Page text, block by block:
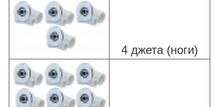
4 джета (ноги)